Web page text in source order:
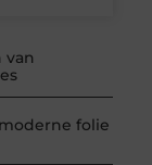
van
folie